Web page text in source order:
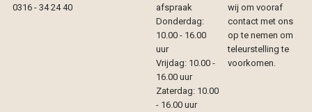
0316 - 34 24 40
afspraak
Donderdag:
10.00 - 16.00
uur
Vrijdag: 10.00 -
16.00 uur
Zaterdag: 10.00
- 16.00 uur
wij om vooraf
contact met ons
op te nemen om
teleurstelling te
voorkomen.